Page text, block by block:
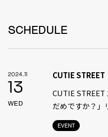
SCHEDULE
2024.11
13
WED
EVENT
CUTIE STREET
CUTIE
だめですか？」